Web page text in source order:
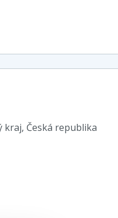
kraj, Česká republika